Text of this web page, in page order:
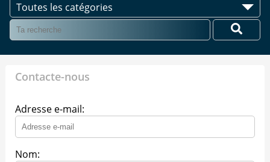
Toutes les catégories
Contacte-nous
Adresse e-mail:
Nom: